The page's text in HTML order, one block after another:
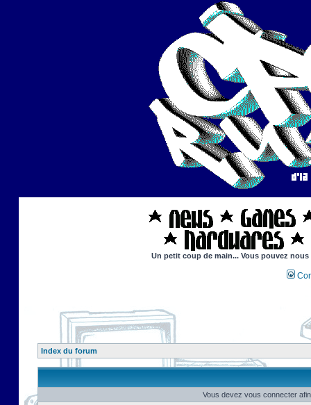
Un petit coup de main... Vous pouvez
Index du forum
Vous devez vous connecter